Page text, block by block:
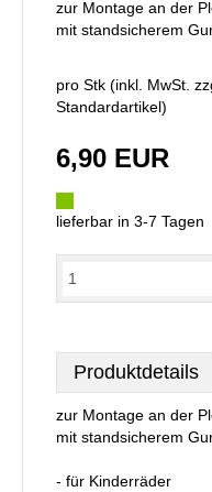
zur Montage an der
mit standsicherem
pro Stk (inkl. MwSt.
Standardartikel)
6,90 EUR
lieferbar in 3-7 Tagen
Produktdetails
zur Montage an der
mit standsicherem
- für Kinderräder